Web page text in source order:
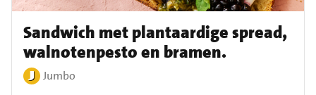
Sandwich met plantaardige spread,
walnotenpesto en bramen.
Jumbo